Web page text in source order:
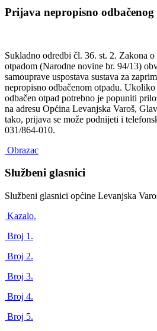
Prijava nepropisno odbačenog
Sukladno odredbi čl. 36. st. 2. Zakona
otpadom (Narodne novine br. 94/13)
samouprave uspostava sustava za
nepropisno odbačenom otpadu.
odbačen otpad potrebno je popuniti
na adresu Općina Levanjska Varoš,
tako, prijava se može podnijeti i
031/864-010.
Obrazac
Službeni glasnici
Službeni glasnici općine Levanjska
Kazalo.
Broj 1.
Broj 2.
Broj 3.
Broj 4.
Broj 5.